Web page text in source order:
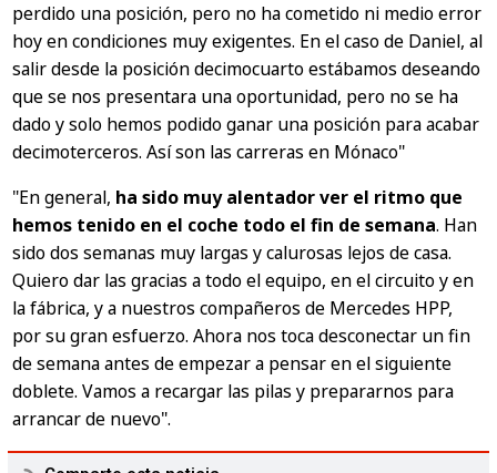
perdido una posición, pero no ha cometido ni medio error
hoy en condiciones muy exigentes. En el caso de Daniel, al
salir desde la posición decimocuarto estábamos deseando
que se nos presentara una oportunidad, pero no se ha
dado y solo hemos podido ganar una posición para acabar
decimoterceros. Así son las carreras en Mónaco"
"En general, ha sido muy alentador ver el ritmo que
hemos tenido en el coche todo el fin de semana. Han
sido dos semanas muy largas y calurosas lejos de casa.
Quiero dar las gracias a todo el equipo, en el circuito y en
la fábrica, y a nuestros compañeros de Mercedes HPP,
por su gran esfuerzo. Ahora nos toca desconectar un fin
de semana antes de empezar a pensar en el siguiente
doblete. Vamos a recargar las pilas y prepararnos para
arrancar de nuevo".